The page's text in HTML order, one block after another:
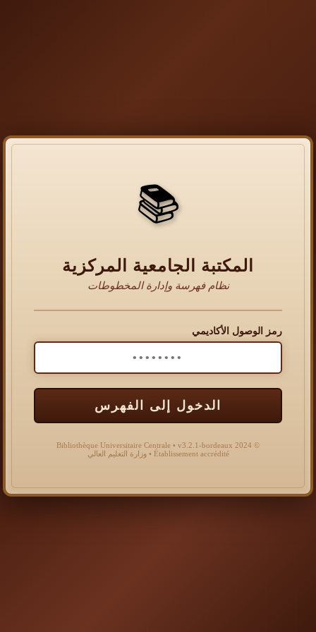
📚
المكتبة الجامعية المركزية
نظام فهرسة وإدارة المخطوطات
رمز الوصول الأكاديمي
الدخول إلى الفهرس
© 2024 Bibliothèque Universitaire Centrale • v3.2.1-bordeaux
Établissement accrédité • وزارة التعليم العالي